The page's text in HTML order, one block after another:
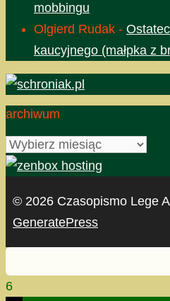
mobbingu
Olgierd Rudak -
kaucyjnego (małpka z
archiwum
archiwum
© 2026 Czasopismo Lege
GeneratePress
6